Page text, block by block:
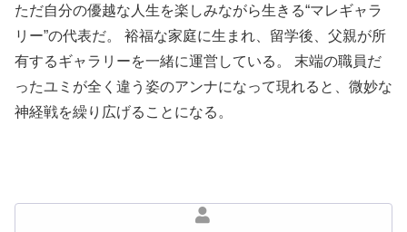
ただ自分の優越な人生を楽しみながら生きる“マレギャラ
リー”の代表だ。
裕福な家庭に生まれ、留学後、父親が所
有するギャラリーを一緒に運営している。
末端の職員だ
ったユミが全く違う姿のアンナになって現れると、微妙な
神経戦を繰り広げることになる。